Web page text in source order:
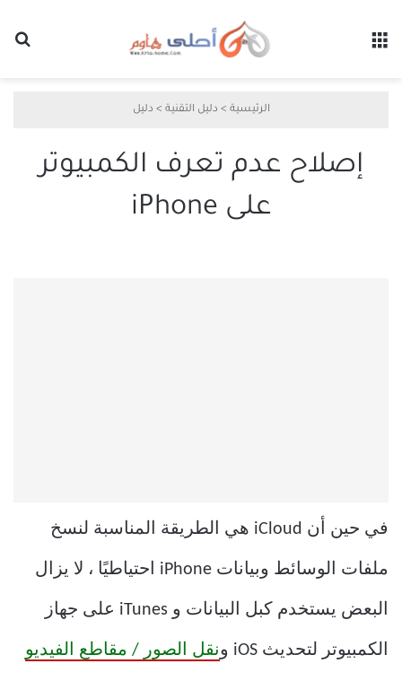
الرئيسية > دليل التقنية > دليل
إصلاح عدم تعرف الكمبيوتر
على iPhone
في حين أن iCloud هي الطريقة المناسبة لنسخ
ملفات الوسائط وبيانات iPhone احتياطيًا ، لا يزال
البعض يستخدم كبل البيانات و iTunes على جهاز
الكمبيوتر لتحديث iOS و نقل الصور / مقاطع الفيديو